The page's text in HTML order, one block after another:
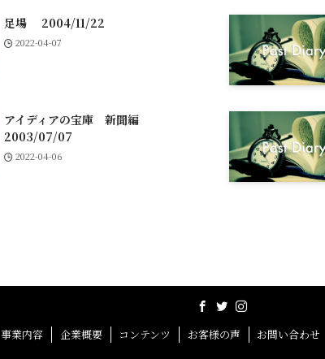
足場 2004/11/22
2022-04-07
アイディアの宝庫 新聞編
2003/07/07
2022-04-06
事業内容 企業概要 コンテンツ お客様の声 お問い合わせ